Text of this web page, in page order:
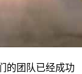
的团队已经成功